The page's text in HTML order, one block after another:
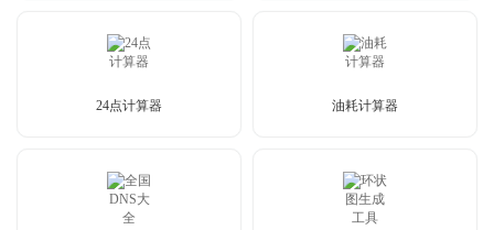
24点计算器 油耗计算器